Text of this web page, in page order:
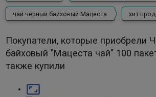
чай черный байховый Мацеста хит
Покупатели, которые приобрели
байховый "Мацеста чай" 100
также купили
